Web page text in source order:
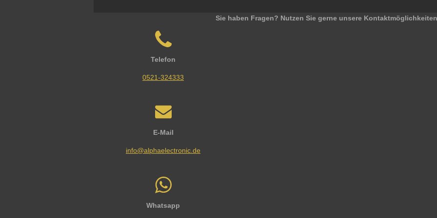
Sie haben Fragen? Nutzen Sie gerne unsere
Telefon
0521-324333
E-Mail
info@alphaelectronic.de
Whatsapp